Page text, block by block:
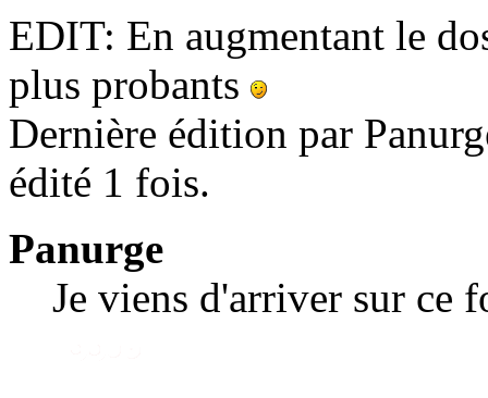
EDIT: En augmentant le
plus probants
Dernière édition par
édité 1 fois.
Panurge
Je viens d'arriver sur ce